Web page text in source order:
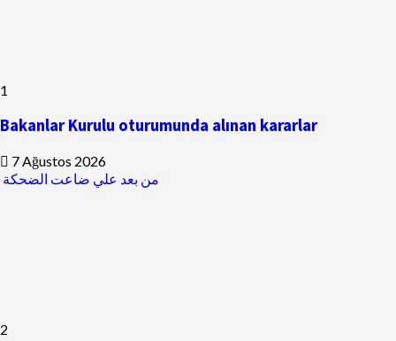
1
Bakanlar Kurulu oturumunda alınan kararlar
7 Ağustos 2026
من بعد علي ضاعت الضحكة
2